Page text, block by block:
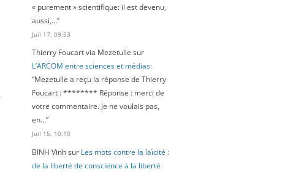
« purement » scientifique: il est devenu,
aussi,…”
Juil 17, 09:53
Thierry Foucart via Mezetulle sur
L’ARCOM entre sciences et médias:
“Mezetulle a reçu la réponse de Thierry
Foucart : ******** Réponse : merci de
votre commentaire. Je ne voulais pas,
en…”
Juil 15, 10:10
BINH Vinhsur Les mots contre la laïcité :
de la liberté de conscience à la liberté